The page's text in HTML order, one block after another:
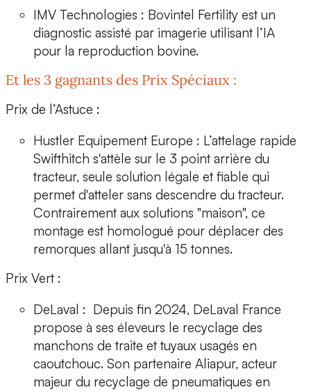
IMV Technologies : Bovintel Fertility est un
diagnostic assisté par imagerie utilisant l’IA
pour la reproduction bovine.
Et les 3 gagnants des Prix Spéciaux :
Prix de l’Astuce :
Hustler Equipement Europe : L’attelage rapide
Swifthitch s'attèle sur le 3 point arrière du
tracteur, seule solution légale et fiable qui
permet d'atteler sans descendre du tracteur.
Contrairement aux solutions "maison", ce
montage est homologué pour déplacer des
remorques allant jusqu'à 15 tonnes.
Prix Vert :
DeLaval : Depuis fin 2024, DeLaval France
propose à ses éleveurs le recyclage des
manchons de traite et tuyaux usagés en
caoutchouc. Son partenaire Aliapur, acteur
majeur du recyclage de pneumatiques en